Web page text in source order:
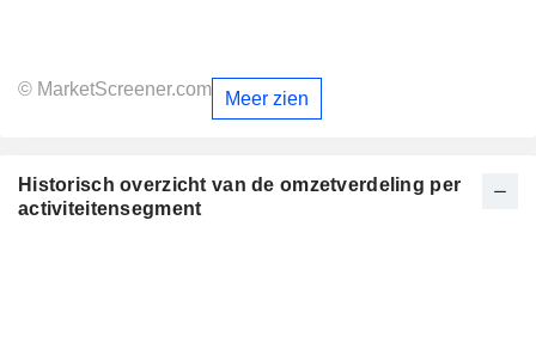
© MarketScreener.com Meer zien
Historisch overzicht van de omzetverdeling per
activiteitensegment